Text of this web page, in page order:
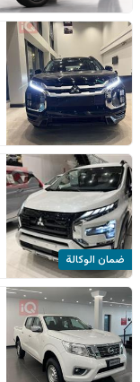
ضمان الوكالة